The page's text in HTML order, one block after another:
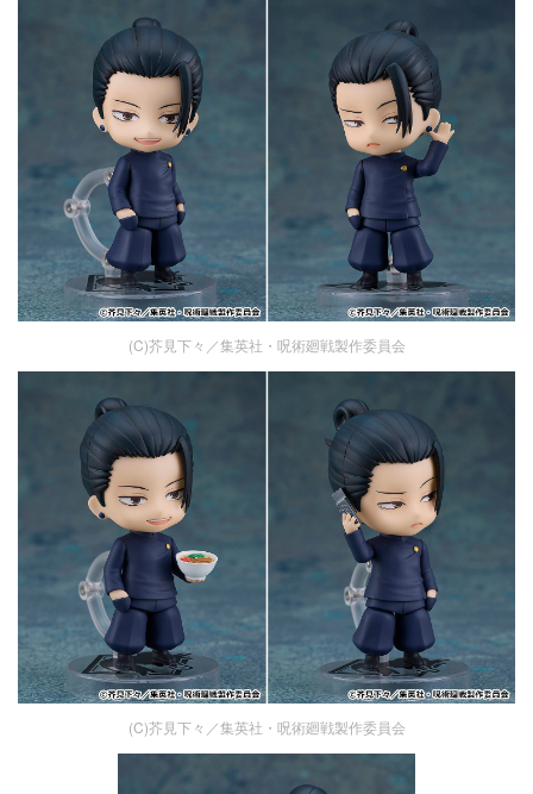
(C)芥見下々／集英社・呪術廻戦製作委員会
(C)芥見下々／集英社・呪術廻戦製作委員会